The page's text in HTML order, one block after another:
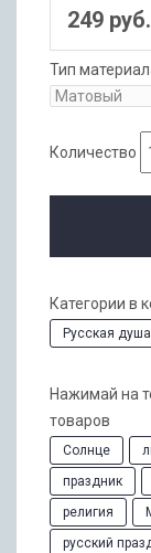
249 руб.
Тип
Количество
Категории в
Русская душа
Нажимай на
товаров
Солнце
праздник
религия
русский